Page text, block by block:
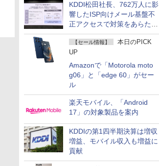
KDDI松田社長、762万人に影
響したISP向けメール基盤不
正アクセスで対策をあらため
て説明
【セール情報】
本日のPICK
UP
Amazonで「Motorola moto
g06」と「edge 60」がセー
ル
楽天モバイル、「Android
17」の対象製品を案内
KDDIの第1四半期決算は増収
増益、モバイル収入も増益に
貢献